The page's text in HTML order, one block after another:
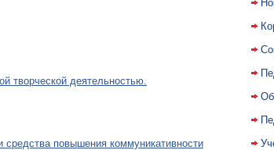
творческой деятельностью.
повышения коммуникативности